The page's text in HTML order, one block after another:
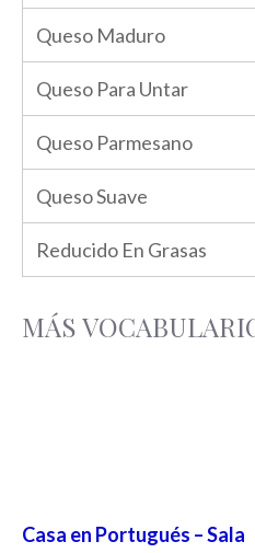
Queso Maduro
Queso Para Untar
Queso Parmesano
Queso Suave
Reducido En Grasas
MÁS
Casa en Portugués – Sala